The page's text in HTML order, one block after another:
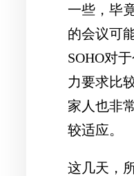
一些，毕
的会议可
SOHO对
力要求比
家人也非
较适应。
这几天，